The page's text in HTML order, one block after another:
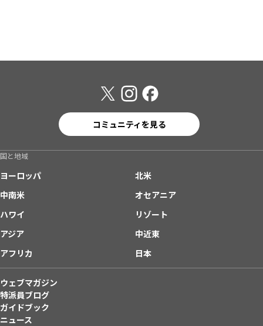
コミュニティを見る
国と地域
ヨーロッパ
北米
中南米
オセアニア
ハワイ
リゾート
アジア
中近東
アフリカ
日本
ウェブマガジン
特派員ブログ
ガイドブック
ニュース